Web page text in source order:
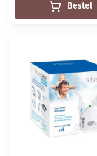
Bestel